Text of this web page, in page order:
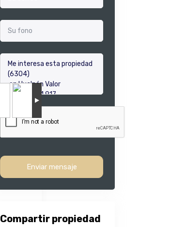
Enviar mensaje
Compartir propiedad